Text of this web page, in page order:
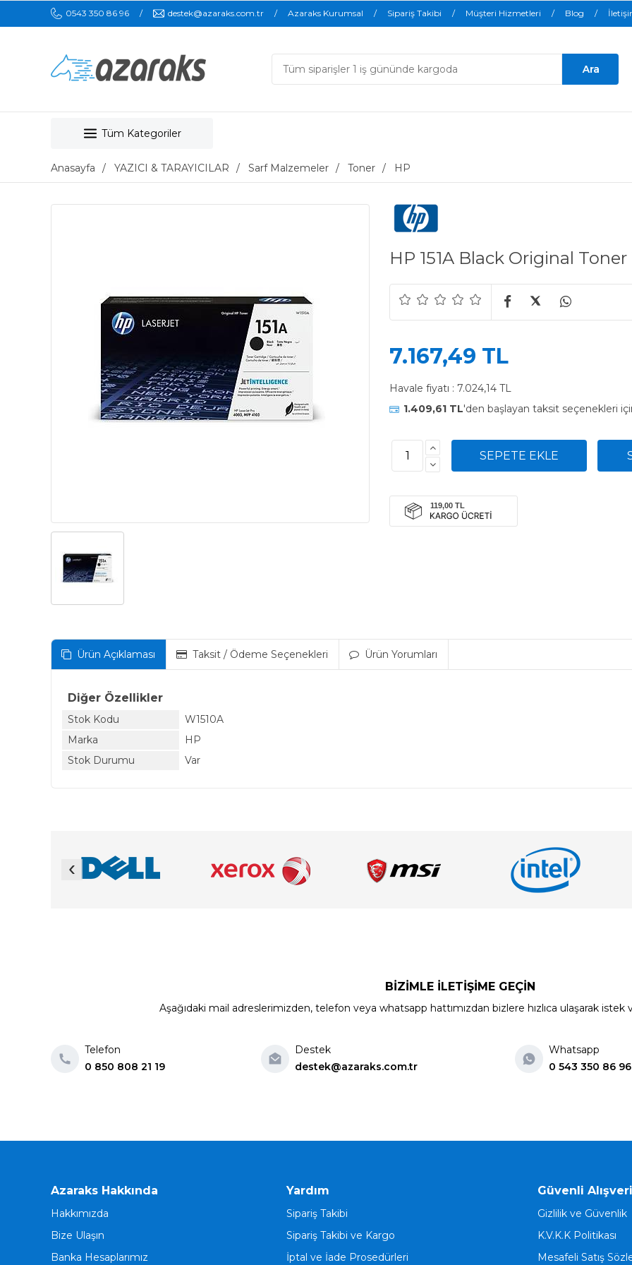
0543 350 86 96 destek@azaraks.com.tr Azaraks Kurumsal Sipariş Takibi Müşteri Hizmetleri Blog
Tüm Kategoriler
Anasayfa YAZICI & TARAYICILAR Sarf Malzemeler Toner HP
HP 151A Black Original Toner
7.167,49 TL
Havale fiyatı : 7.024,14 TL
1.409,61 TL'den başlayan taksit seçenekleri
Ürün Açıklaması Taksit / Ödeme Seçenekleri Ürün Yorumları
Diğer Özellikler
Stok Kodu
W1510A
Marka
HP
Stok Durumu
Var
‹
BİZİMLE İLETİŞİME GEÇİN
Aşağıdaki mail adreslerimizden, telefon veya whatsapp hattımızdan bizlere hızlıca ulaşarak istek
Telefon
0 850 808 21 19
Destek
destek@azaraks.com.tr
Whatsapp
0 543 350 86 96
Azaraks Hakkında
Hakkımızda
Bize Ulaşın
Banka Hesaplarımız
Yardım
Sipariş Takibi
Sipariş Takibi ve Kargo
İptal ve İade Prosedürleri
Güvenli
Gizlilik ve Güvenlik
K.V.K.K Politikası
Mesafeli Satış